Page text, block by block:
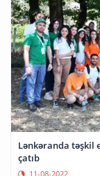
Lənkəranda təşkil
çatıb
11-08-2022